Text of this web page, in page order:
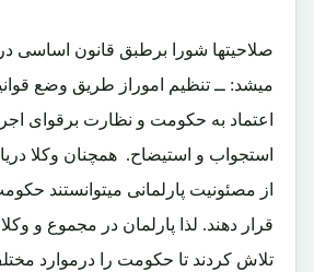
صلاحیتها شورا برطبق قانون اساسی
میشد: ــ تنظیم اموراز طریق وضع
اعتماد به حکومت و نظارت برقوای
استجواب و استیضاح. همچنان وکلا
از مصئونیت پارلمانی میتوانستند
قرار دهند. لذا پارلمان در مجموع و
تلاش کردند تا حکومت را درموارد